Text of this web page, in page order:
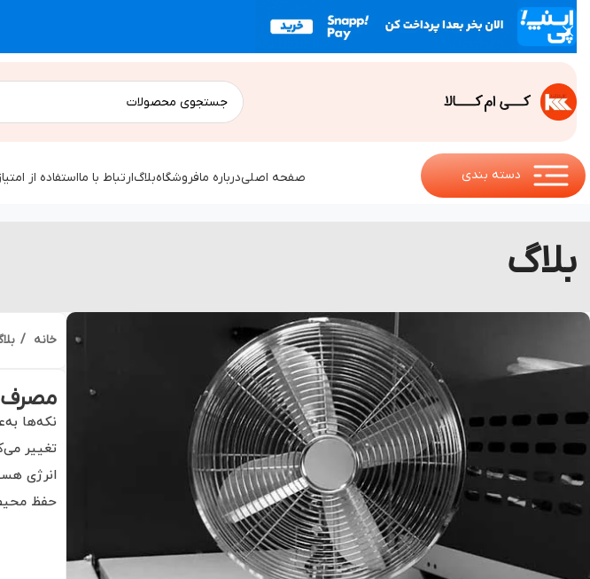
دسته بندی صفحه اصلیدرباره مافروشگاهبلاگارتباط با مااستفاده از
بلاگ
خانه
مصرف
نکه‌ها
تغییر
انرژی
حفظ